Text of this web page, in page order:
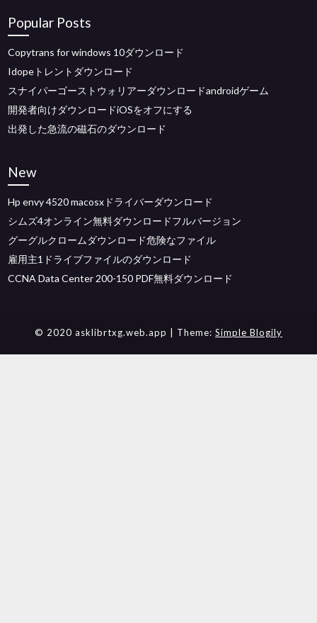
Popular Posts
Copytrans for windows 10ダウンロード
Idopeトレントダウンロード
スナイパーゴーストウォリアーダウンロードandroidゲーム
開発者向けダウンロードiOSをオフにする
出発した急流の磁石のダウンロード
New
Hp envy 4520 macosxドライバーダウンロード
シムズ4オンライン無料ダウンロードフルバージョン
グーグルクロームダウンロード危険なファイル
雇用主1ドライブファイルのダウンロード
CCNA Data Center 200-150 PDF無料ダウンロード
© 2020 asklibrtxg.web.app | Theme: Simple Blogily